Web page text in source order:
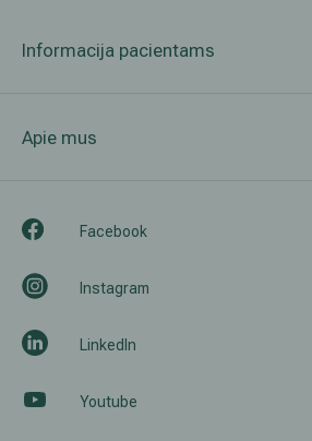
Informacija pacientams
Apie mus
Facebook
Instagram
LinkedIn
Youtube